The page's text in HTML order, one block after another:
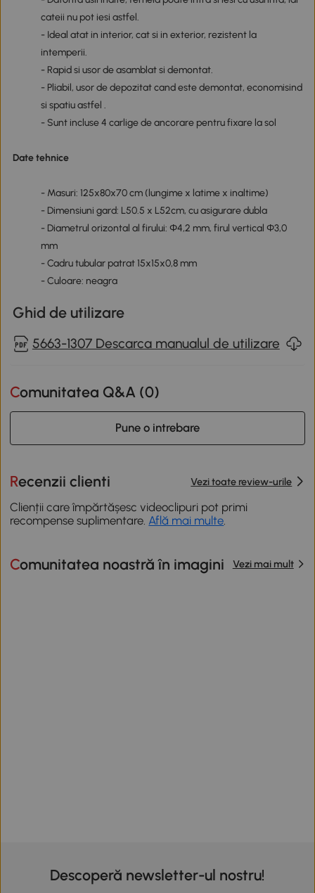
cateii nu pot iesi astfel.
- Ideal atat in interior, cat si in exterior, rezistent la
intemperii.
- Rapid si usor de asamblat si demontat.
- Pliabil, usor de depozitat cand este demontat, economisind
si spatiu astfel .
- Sunt incluse 4 carlige de ancorare pentru fixare la sol
Date tehnice
- Masuri: 125x80x70 cm (lungime x latime x inaltime)
- Dimensiuni gard: L50.5 x L52cm, cu asigurare dubla
- Diametrul orizontal al firului: Φ4,2 mm, firul vertical Φ3,0
mm
- Cadru tubular patrat 15x15x0,8 mm
- Culoare: neagra
Ghid de utilizare
5663-1307 Descarca manualul de utilizare
Comunitatea Q&A (0)
Pune o intrebare
Recenzii clienti Vezi toate review-urile
Clienții care împărtășesc videoclipuri pot primi
recompense suplimentare. Află mai multe.
Comunitatea noastră în imagini Vezi mai mult
Descoperă newsletter-ul nostru!